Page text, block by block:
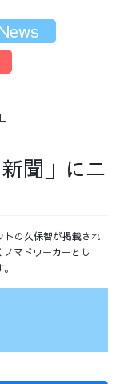
チームインタビュー01
聞」にニ
の久保智が掲載され
マドワーカーとし